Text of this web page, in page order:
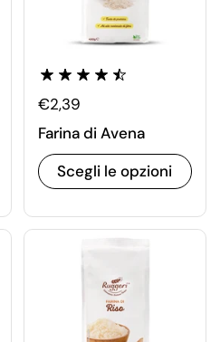
€2,39
Farina di Avena
Scegli le opzioni